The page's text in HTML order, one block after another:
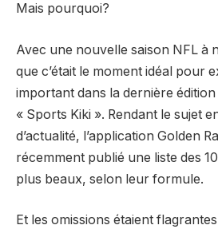
Mais pourquoi?
Avec une nouvelle saison NFL à
que c’était le moment idéal pour
important dans la dernière
« Sports Kiki ». Rendant le sujet
d’actualité, l’application Golden
récemment publié une liste des
plus beaux, selon leur formule.
Et les omissions étaient